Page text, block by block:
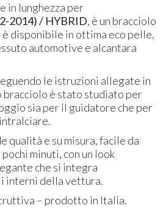
in lunghezza per
2014) / HYBRID, è un bracciolo
disponibile in ottima eco pelle,
automotive e alcantara
le istruzioni allegate in
bracciolo è stato studiato per
sia per il guidatore che per
qualità e su misura, facile da
minuti, con un look
che si integra
interni della vettura.
– prodotto in Italia.